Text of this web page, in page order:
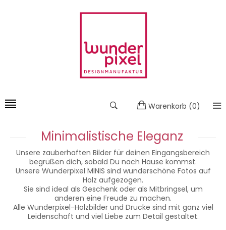
Warenkorb (0)
Minimalistische Eleganz
Unsere zauberhaften Bilder für deinen Eingangsbereich
begrüßen dich, sobald Du nach Hause kommst.
Unsere Wunderpixel MINIS sind wunderschöne Fotos auf
Holz aufgezogen.
Sie sind ideal als Geschenk oder als Mitbringsel, um
anderen eine Freude zu machen.
Alle Wunderpixel-Holzbilder und Drucke sind mit ganz viel
Leidenschaft und viel Liebe zum Detail gestaltet.